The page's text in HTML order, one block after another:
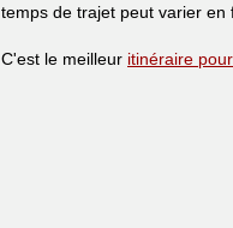
temps de trajet peut varier en
C'est le meilleur itinéraire